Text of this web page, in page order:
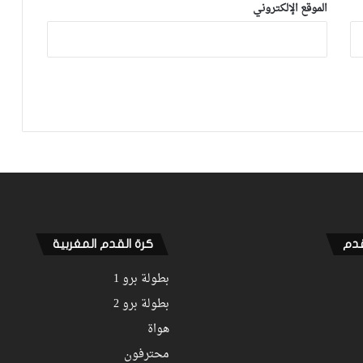
الملكي يتوقف أمام الكوكب المراكشي
الموقع الإلكتروني
كرة القدم المغربية
بطولة برو 1
بطولة برو 2
هواة
محترفون